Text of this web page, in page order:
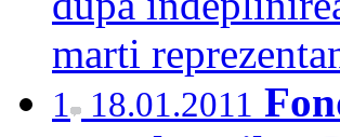
marti
1 18.01.2011